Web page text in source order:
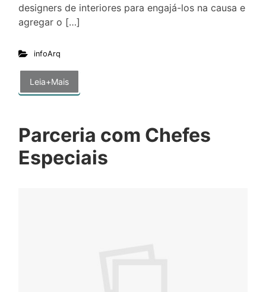
designers de interiores para engajá-los na causa e
agregar o […]
infoArq
Leia+Mais
Parceria com Chefes
Especiais